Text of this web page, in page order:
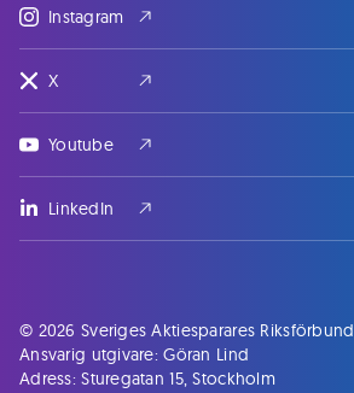
Instagram
X
Youtube
LinkedIn
© 2026 Sveriges Aktiesparares Riksförbund
Ansvarig utgivare: Göran Lind
Adress: Sturegatan 15, Stockholm